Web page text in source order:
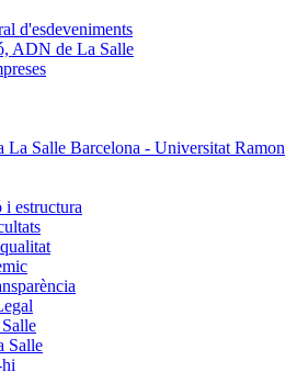
d'esdeveniments
ADN de La Salle
La Salle Barcelona - Universitat Ramon
i estructura
Salle